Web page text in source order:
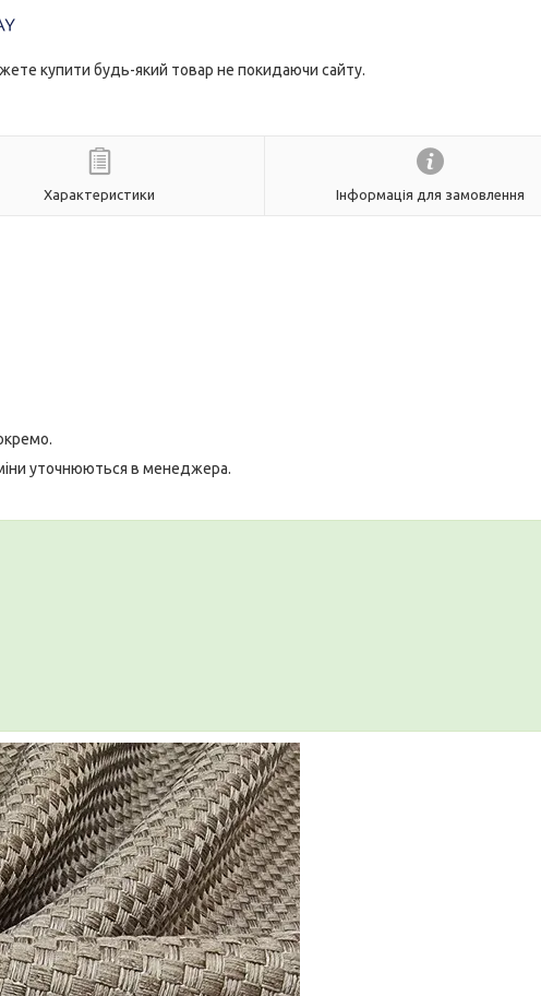
купити будь-який товар не покидаючи сайту.
Характеристики Інформація для замовлення
уточнюються в менеджера.